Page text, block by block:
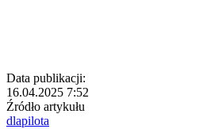
Data publikacji:
16.04.2025 7:52
Źródło artykułu
dlapilota